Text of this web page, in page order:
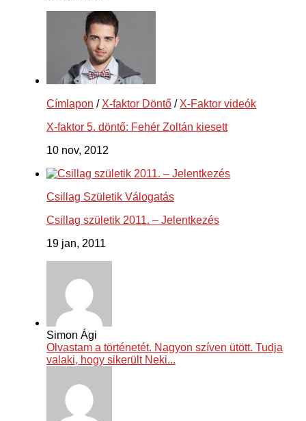
Címlapon / X-faktor Döntő / X-Faktor videók
X-faktor 5. döntő: Fehér Zoltán kiesett
10 nov, 2012
Csillag Születik Válogatás
Csillag születik 2011. – Jelentkezés
19 jan, 2011
Simon Ági
Olvastam a történetét. Nagyon szíven ütött. Tudja
valaki, hogy sikerült Neki...